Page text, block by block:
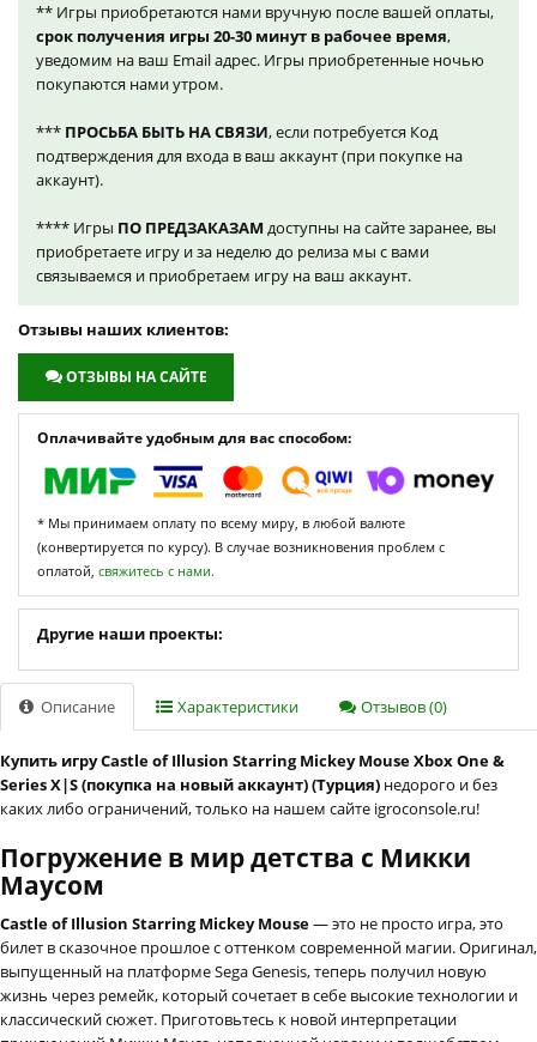
** Игры приобретаются нами вручную после вашей оплаты,
срок получения игры 20-30 минут в рабочее время,
уведомим на ваш Email адрес. Игры приобретенные ночью
покупаются нами утром.
*** ПРОСЬБА БЫТЬ НА СВЯЗИ, если потребуется Код
подтверждения для входа в ваш аккаунт (при покупке на
аккаунт).
**** Игры ПО ПРЕДЗАКАЗАМ доступны на сайте заранее, вы
приобретаете игру и за неделю до релиза мы с вами
связываемся и приобретаем игру на ваш аккаунт.
Отзывы наших клиентов:
ОТЗЫВЫ НА САЙТЕ
Оплачивайте удобным для вас способом:
* Мы принимаем оплату по всему миру, в любой валюте
(конвертируется по курсу). В случае возникновения проблем с
оплатой, свяжитесь с нами.
Другие наши проекты:
Описание Характеристики Отзывов (0)
Купить игру Castle of Illusion Starring Mickey Mouse Xbox One &
Series X|S (покупка на новый аккаунт) (Турция) недорого и без
каких либо ограничений, только на нашем сайте igroconsole.ru!
Погружение в мир детства с Микки
Маусом
Castle of Illusion Starring Mickey Mouse— это не просто игра, это
билет в сказочное прошлое с оттенком современной магии. Оригинал,
выпущенный на платформе Sega Genesis, теперь получил новую
жизнь через ремейк, который сочетает в себе высокие технологии и
классический сюжет. Приготовьтесь к новой интерпретации